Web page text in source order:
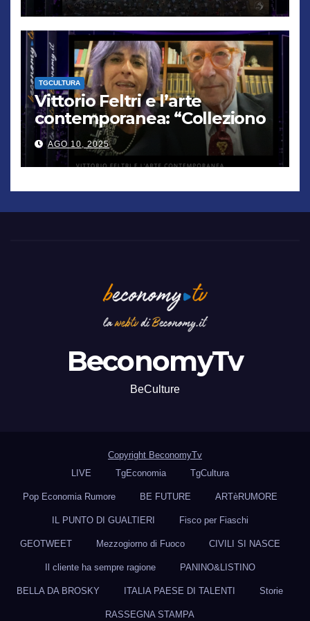
TGCULTURA
Vittorio Feltri e l’arte
contemporanea: “Colleziono
De Chirico. Cattelan? Un
genio”
AGO 10, 2025
BeconomyTv
BeCulture
Copyright BeconomyTv
LIVE
TgEconomia TgCultura
Pop Economia Rumore BE FUTURE ARTèRUMORE
IL PUNTO DI GUALTIERI Fisco per Fiaschi
GEOTWEET Mezzogiorno di Fuoco CIVILI SI NASCE
Il cliente ha sempre ragione PANINO&LISTINO
BELLA DA BROSKY ITALIA PAESE DI TALENTI Storie
RASSEGNA STAMPA